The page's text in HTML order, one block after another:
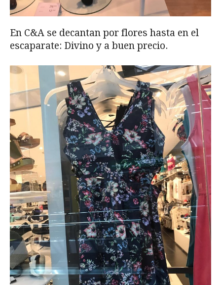
En C&A se decantan por flores hasta en el
escaparate: Divino y a buen precio.